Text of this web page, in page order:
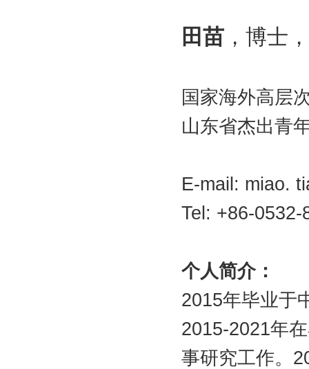
田苗 ，博士
国家海外高层
山东省杰出青
E-mail: miao.
Tel: +86-0532-
个人简介：
2015年毕业于
2015-2021年
事研究工作。